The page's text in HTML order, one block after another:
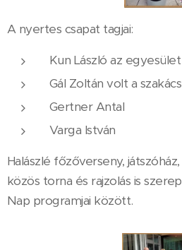
A nyertes csapat tagjai:
Kun László az
Gál Zoltán volt a
Gertner Antal
Varga István
Halászlé főzőverseny,
közös torna és rajzolás is
Nap programjai között.